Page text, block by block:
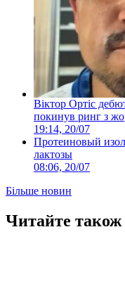
Віктор Ортіс
покинув ринг з
19:14, 20/07
Протеиновый
лактозы
08:06, 20/07
Більше новин
Читайте також